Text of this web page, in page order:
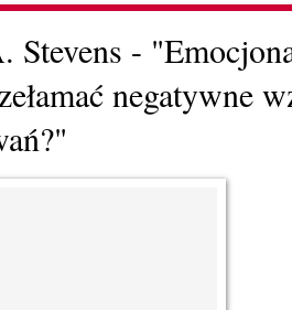
Stevens -
negatywne